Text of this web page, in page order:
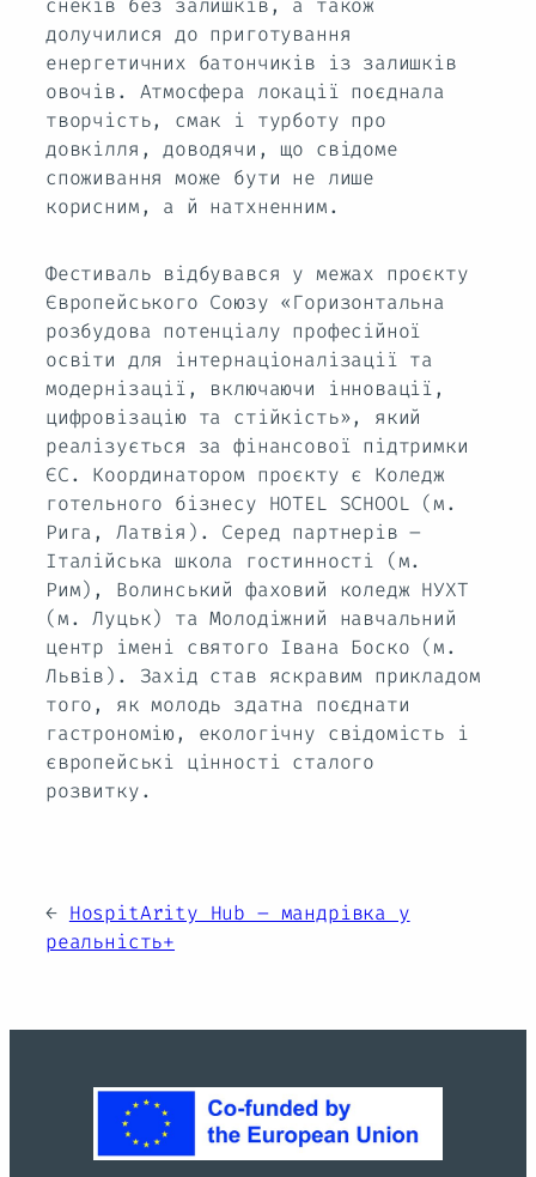
долучилися до приготування
енергетичних батончиків із залишків
овочів. Атмосфера локації поєднала
творчість, смак і турботу про
довкілля, доводячи, що свідоме
споживання може бути не лише
корисним, а й натхненним.
Фестиваль відбувався у межах проєкту
Європейського Союзу «Горизонтальна
розбудова потенціалу професійної
освіти для інтернаціоналізації та
модернізації, включаючи інновації,
цифровізацію та стійкість», який
реалізується за фінансової підтримки
ЄС. Координатором проєкту є Коледж
готельного бізнесу HOTEL SCHOOL (м.
Рига, Латвія). Серед партнерів –
Італійська школа гостинності (м.
Рим), Волинський фаховий коледж НУХТ
(м. Луцьк) та Молодіжний навчальний
центр імені святого Івана Боско (м.
Львів). Захід став яскравим прикладом
того, як молодь здатна поєднати
гастрономію, екологічну свідомість і
європейські цінності сталого
розвитку.
← HospitArity Hub – мандрівка у
реальність+